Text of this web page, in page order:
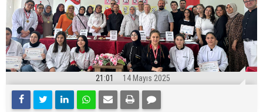
21:01 14 Mayıs 2025